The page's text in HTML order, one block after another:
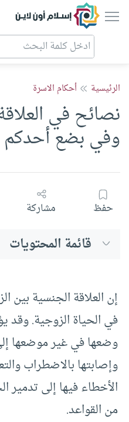
إسلام أون لاين
الرئيسية أحكام الاسرة
نصائح في
وفي بضع
حفظ مشاركة
قائمة المحتويات
إن العلاقة الجنسية بين
في الحياة الزوجية. وقد
وضعها في غير موضعها
وإصابتها بالاضطراب
الأخطاء فيها إلى تدمير
من القواعد.